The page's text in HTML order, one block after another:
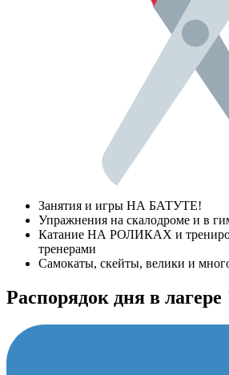
Занятия и игры НА БАТУТЕ!
Упражнения на скалодроме и в
Катание НА РОЛИКАХ и
тренерами
Самокаты, скейты, велики и
Распорядок дня в